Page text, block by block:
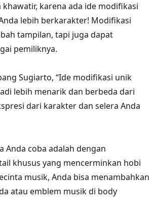
karena ada ide modifikasi
lebih berkarakter! Modifikasi
tampilan, tapi juga dapat
pemiliknya.
Sugiarto, “Ide modifikasi unik
lebih menarik dan berbeda dari
dari karakter dan selera Anda
Anda coba adalah dengan
khusus yang mencerminkan hobi
musik, Anda bisa menambahkan
atau emblem musik di body